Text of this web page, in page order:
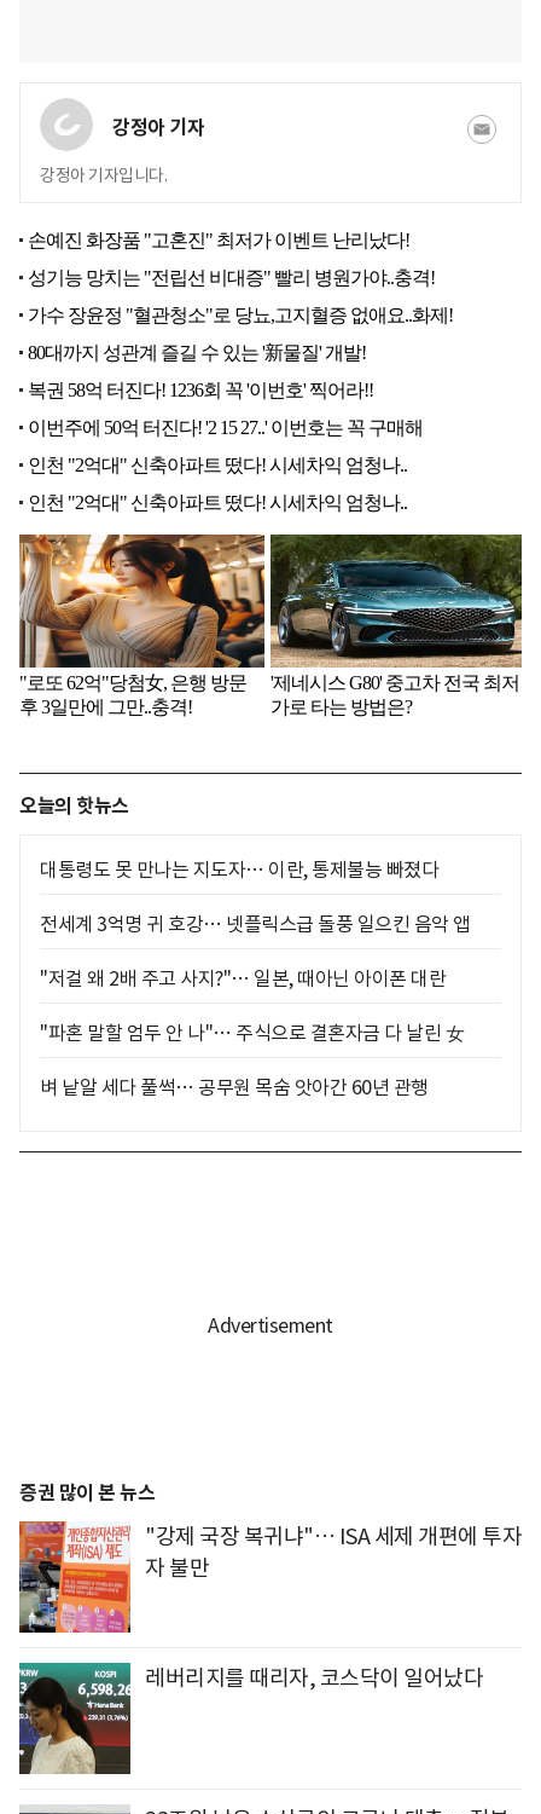
강정아 기자
강정아 기자입니다.
오늘의 핫뉴스
대통령도 못 만나는 지도자… 이란, 통제불능 빠졌다
전세계 3억명 귀 호강… 넷플릭스급 돌풍 일으킨 음악 앱
"저걸 왜 2배 주고 사지?"… 일본, 때아닌 아이폰 대란
"파혼 말할 엄두 안 나"… 주식으로 결혼자금 다 날린 女
벼 낱알 세다 풀썩… 공무원 목숨 앗아간 60년 관행
증권 많이 본 뉴스
"강제 국장 복귀냐"… ISA 세제 개편에 투자
자 불만
레버리지를 때리자, 코스닥이 일어났다